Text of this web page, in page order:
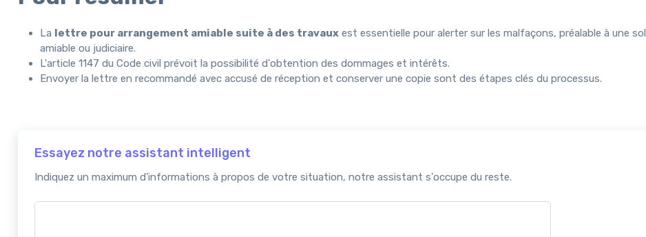
La lettre pour arrangement amiable suite à des travaux est essentielle pour alerter sur les malfaçons, préalable à une
amiable ou judiciaire.
L'article 1147 du Code civil prévoit la possibilité d'obtention des dommages et intérêts.
Envoyer la lettre en recommandé avec accusé de réception et conserver une copie sont des étapes clés du processus.
Essayez notre assistant intelligent
Indiquez un maximum d'informations à propos de votre situation, notre assistant s'occupe du reste.